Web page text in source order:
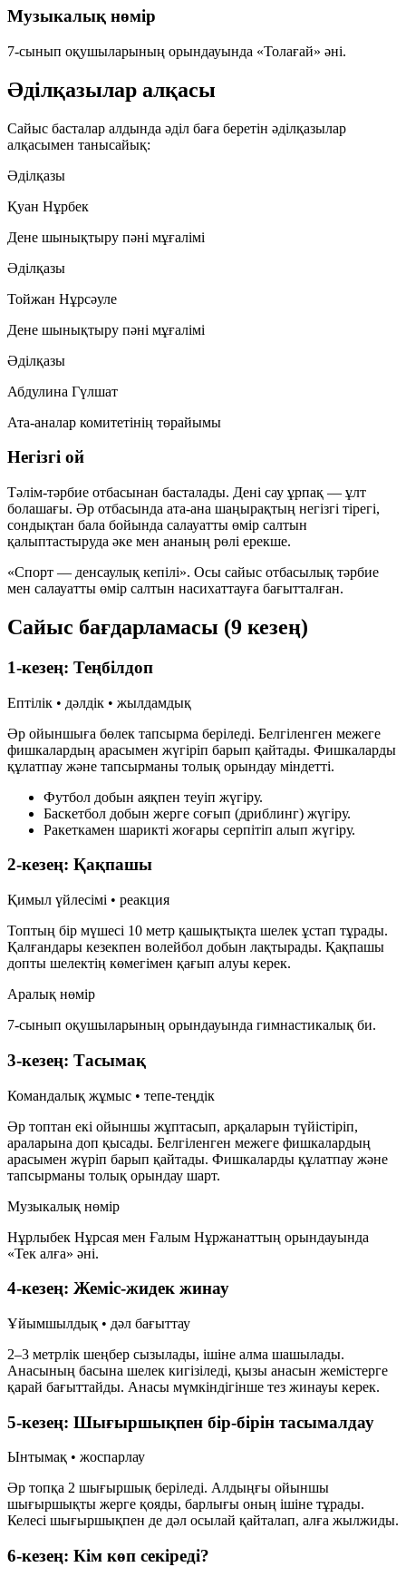
Музыкалық нөмір
7-сынып оқушыларының орындауында «Толағай» әні.
Әділқазылар алқасы
Сайыс басталар алдында әділ баға беретін әділқазылар
алқасымен танысайық:
Әділқазы
Қуан Нұрбек
Дене шынықтыру пәні мұғалімі
Әділқазы
Тойжан Нұрсәуле
Дене шынықтыру пәні мұғалімі
Әділқазы
Абдулина Гүлшат
Ата-аналар комитетінің төрайымы
Негізгі ой
Тәлім-тәрбие отбасынан басталады. Дені сау ұрпақ — ұлт
болашағы. Әр отбасында ата-ана шаңырақтың негізгі тірегі,
сондықтан бала бойында салауатты өмір салтын
қалыптастыруда әке мен ананың рөлі ерекше.
«Спорт — денсаулық кепілі». Осы сайыс отбасылық тәрбие
мен салауатты өмір салтын насихаттауға бағытталған.
Сайыс бағдарламасы (9 кезең)
1-кезең: Теңбілдоп
Ептілік • дәлдік • жылдамдық
Әр ойыншыға бөлек тапсырма беріледі. Белгіленген межеге
фишкалардың арасымен жүгіріп барып қайтады. Фишкаларды
құлатпау және тапсырманы толық орындау міндетті.
Футбол добын аяқпен теуіп жүгіру.
Баскетбол добын жерге соғып (дриблинг) жүгіру.
Ракеткамен шарикті жоғары серпітіп алып жүгіру.
2-кезең: Қақпашы
Қимыл үйлесімі • реакция
Топтың бір мүшесі 10 метр қашықтықта шелек ұстап тұрады.
Қалғандары кезекпен волейбол добын лақтырады. Қақпашы
допты шелектің көмегімен қағып алуы керек.
Аралық нөмір
7-сынып оқушыларының орындауында гимнастикалық би.
3-кезең: Тасымақ
Командалық жұмыс • тепе-теңдік
Әр топтан екі ойыншы жұптасып, арқаларын түйістіріп,
араларына доп қысады. Белгіленген межеге фишкалардың
арасымен жүріп барып қайтады. Фишкаларды құлатпау және
тапсырманы толық орындау шарт.
Музыкалық нөмір
Нұрлыбек Нұрсая мен Ғалым Нұржанаттың орындауында
«Тек алға» әні.
4-кезең: Жеміс-жидек жинау
Ұйымшылдық • дәл бағыттау
2–3 метрлік шеңбер сызылады, ішіне алма шашылады.
Анасының басына шелек кигізіледі, қызы анасын жемістерге
қарай бағыттайды. Анасы мүмкіндігінше тез жинауы керек.
5-кезең: Шығыршықпен бір-бірін тасымалдау
Ынтымақ • жоспарлау
Әр топқа 2 шығыршық беріледі. Алдыңғы ойыншы
шығыршықты жерге қояды, барлығы оның ішіне тұрады.
Келесі шығыршықпен де дәл осылай қайталап, алға жылжиды.
6-кезең: Кім көп секіреді?